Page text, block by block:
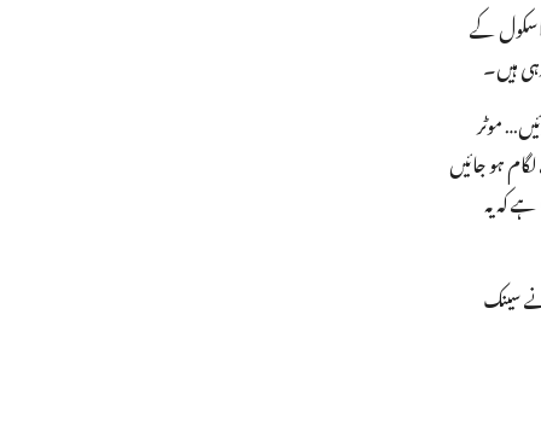
کیا۔ اسکول کے
ہیں۔
موٹر
ہو جائیں
کہ یہ
ہے،جنہوں نے سینک